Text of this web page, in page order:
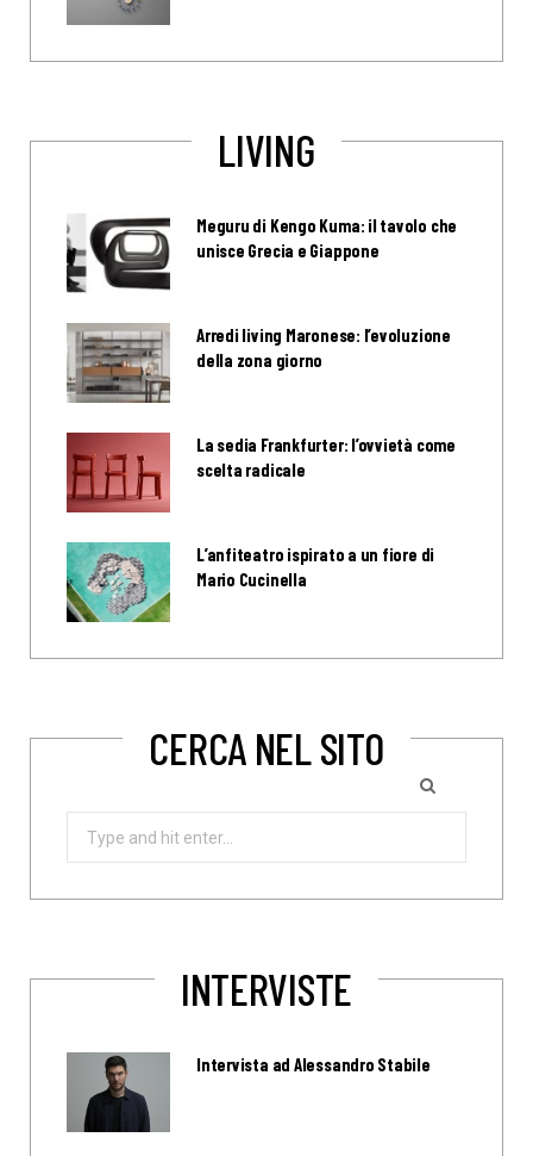
LIVING
Meguru di Kengo Kuma: il tavolo che
unisce Grecia e Giappone
Arredi living Maronese: l’evoluzione
della zona giorno
La sedia Frankfurter: l’ovvietà come
scelta radicale
L’anfiteatro ispirato a un fiore di
Mario Cucinella
CERCA NEL SITO
INTERVISTE
Intervista ad Alessandro Stabile